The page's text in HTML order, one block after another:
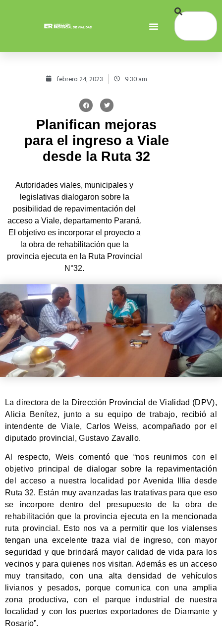
febrero 24, 2023 9:30 am
Planifican mejoras
para el ingreso a Viale
desde la Ruta 32
Autoridades viales, municipales y
legislativas dialogaron sobre la
posibilidad de repavimentación del
acceso a Viale, departamento Paraná.
El objetivo es incorporar el proyecto a
la obra de rehabilitación que la
provincia ejecuta en la Ruta Provincial
N°32.
La directora de la Dirección Provincial de Vialidad (DPV),
Alicia Benítez, junto a su equipo de trabajo, recibió al
intendente de Viale, Carlos Weiss, acompañado por el
diputado provincial, Gustavo Zavallo.
Al respecto, Weis comentó que “nos reunimos con el
objetivo principal de dialogar sobre la repavimentación
del acceso a nuestra localidad por Avenida Illia desde
Ruta 32. Están muy avanzadas las tratativas para que eso
se incorpore dentro del presupuesto de la obra de
rehabilitación que la provincia ejecuta en la mencionada
ruta provincial. Esto nos va a permitir que los vialenses
tengan una excelente traza vial de ingreso, con mayor
seguridad y que brindará mayor calidad de vida para los
vecinos y para quienes nos visitan. Además es un acceso
muy transitado, con una alta densidad de vehículos
livianos y pesados, porque comunica con una amplia
zona productiva, con el parque industrial de nuestra
localidad y con los puertos exportadores de Diamante y
Rosario”.